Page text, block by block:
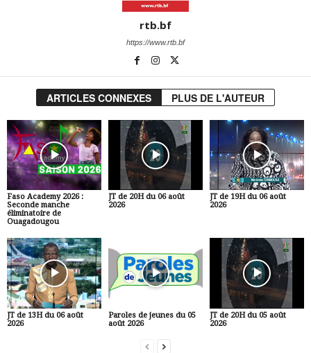
rtb.bf
https://www.rtb.bf
ARTICLES CONNEXES PLUS DE L'AUTEUR
Faso Academy 2026 :
Seconde manche
éliminatoire de
Ouagadougou
JT de 20H du 06 août
2026
JT de 19H du 06 août
2026
JT de 13H du 06 août
2026
Paroles de jeunes du 05
août 2026
JT de 20H du 05 août
2026